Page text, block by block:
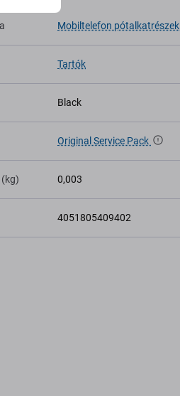
Mobiltelefon pótalkatrészek
Tartók
Black
Original Service Pack
0,003
4051805409402